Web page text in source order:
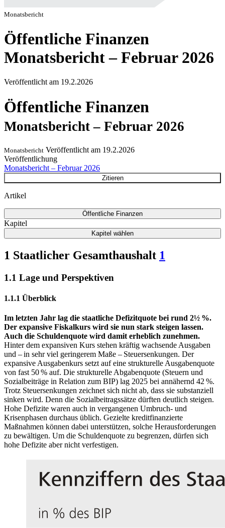
Monatsbericht
Öffentliche Finanzen
Monatsbericht – Februar 2026
Veröffentlicht am 19.2.2026
Öffentliche Finanzen
Monatsbericht – Februar 2026
Monatsbericht Veröffentlicht am 19.2.2026
Veröffentlichung
Monatsbericht – Februar 2026
Zitieren
Artikel
Öffentliche Finanzen
Kapitel
Kapitel wählen
1 Staatlicher Gesamthaushalt 1
1.1 Lage und Perspektiven
1.1.1 Überblick
Im letzten Jahr lag die staatliche Defizitquote bei rund 2½ %.
Der expansive Fiskalkurs wird sie nun stark steigen lassen.
Auch die Schuldenquote wird damit erheblich zunehmen.
Hinter dem expansiven Kurs stehen kräftig wachsende Ausgaben
und – in sehr viel geringerem Maße – Steuersenkungen. Der
expansive Ausgabenkurs setzt auf eine strukturelle Ausgabenquote
von fast 50 % auf. Die strukturelle Abgabenquote (Steuern und
Sozialbeiträge in Relation zum BIP) lag 2025 bei annähernd 42 %.
Trotz Steuersenkungen zeichnet sich nicht ab, dass sie substanziell
sinken wird. Denn die Sozialbeitragssätze dürften deutlich steigen.
Hohe Defizite waren auch in vergangenen Umbruch- und
Krisenphasen durchaus üblich. Gezielte kreditfinanzierte
Maßnahmen können dabei unterstützen, solche Herausforderungen
zu bewältigen. Um die Schuldenquote zu begrenzen, dürfen sich
hohe Defizite aber nicht verfestigen.